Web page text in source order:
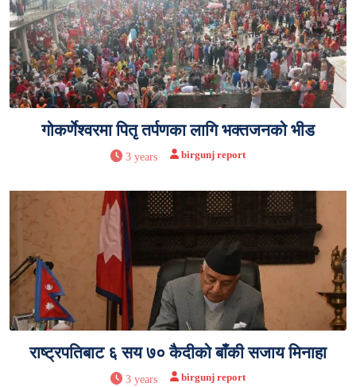
गोकर्णेश्वरमा पितृ तर्पणका लागि भक्तजनको भीड
3 years birgunj report
राष्ट्रपतिबाट ६ सय ७० कैदीको बाँकी सजाय मिनाहा
3 years birgunj report